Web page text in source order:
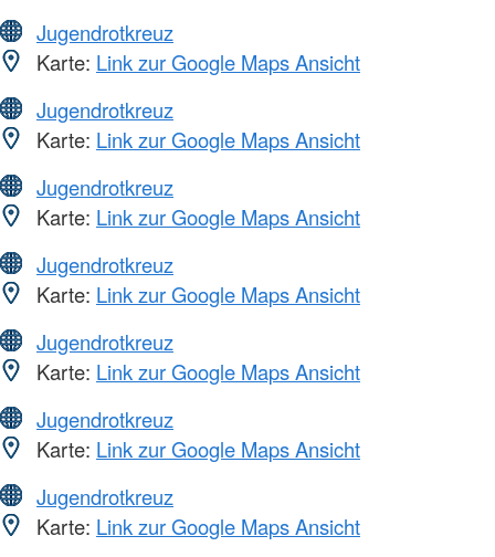
Jugendrotkreuz
Karte: Link zur Google Maps Ansicht
Jugendrotkreuz
Karte: Link zur Google Maps Ansicht
Jugendrotkreuz
Karte: Link zur Google Maps Ansicht
Jugendrotkreuz
Karte: Link zur Google Maps Ansicht
Jugendrotkreuz
Karte: Link zur Google Maps Ansicht
Jugendrotkreuz
Karte: Link zur Google Maps Ansicht
Jugendrotkreuz
Karte: Link zur Google Maps Ansicht